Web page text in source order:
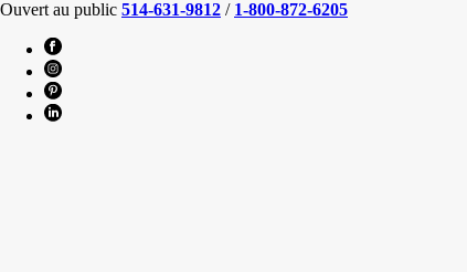
Ouvert au public 514-631-9812 / 1-800-872-6205